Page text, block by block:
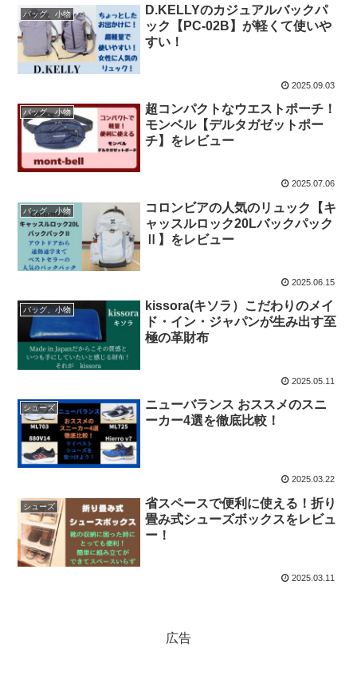
バッグ、小物
D.KELLYのカジュアルバックパ
ック【PC-02B】が軽くて使いや
すい！
2025.09.03
バッグ、小物
超コンパクトなウエストポーチ！
モンベル【デルタガゼットポー
チ】をレビュー
2025.07.06
バッグ、小物
コロンビアの人気のリュック【キ
ャッスルロック20Lバックパック
Ⅱ】をレビュー
2025.06.15
バッグ、小物
kissora(キソラ）こだわりのメイ
ド・イン・ジャパンが生み出す至
極の革財布
2025.05.11
シューズ
ニューバランス おススメのスニ
ーカー4選を徹底比較！
2025.03.22
シューズ
省スペースで便利に使える！折り
畳み式シューズボックスをレビュ
ー！
2025.03.11
広告